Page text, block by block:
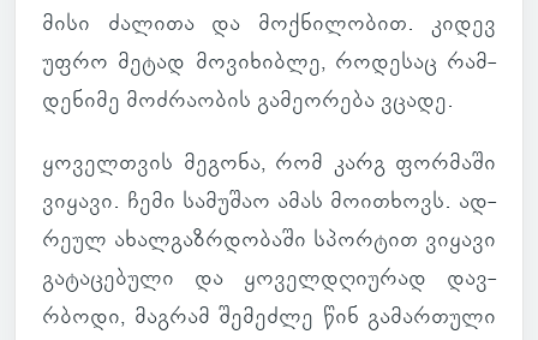
მისი ძა­ლითა და მოქ­ნი­ლო­ბით. კიდევ
უფრო მეტად მო­ვი­ხიბლე, რო­დე­საც რამ­
დე­ნიმე მოძ­რა­ო­ბის გა­მე­ო­რება ვცადე.
ყო­ველ­თვის მე­გონა, რომ კარგ ფორ­მაში
ვი­ყავი. ჩემი სა­მუ­შაო ამას მო­ი­თხოვს. ად­
რეულ ახალ­გაზ­რდო­ბაში სპორ­ტით ვი­ყავი
გა­ტა­ცე­ბული და ყო­ველ­დღი­უ­რად დავ­
რბოდი, მაგ­რამ შე­მეძლე წინ გა­მარ­თული